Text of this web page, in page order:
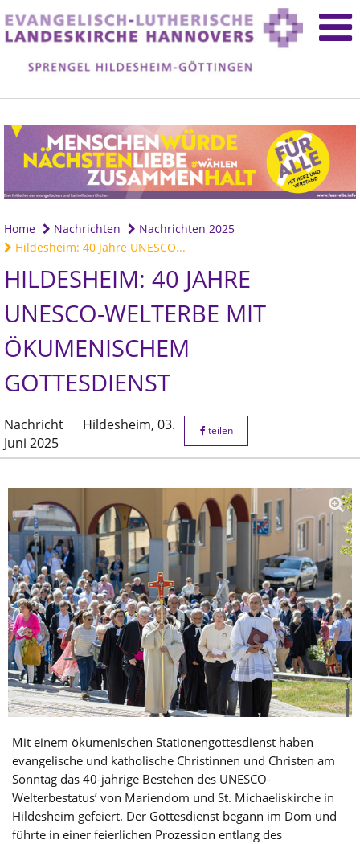
Home Nachrichten
Nachrichten 2025
Hildesheim: 40 Jahre UNESCO...
HILDESHEIM: 40 JAHRE
UNESCO-WELTERBE MIT
ÖKUMENISCHEM
GOTTESDIENST
Nachricht Hildesheim, 03.
Juni 2025
teilen
Mit einem ökumenischen Stationengottesdienst haben
evangelische und katholische Christinnen und Christen am
Sonntag das 40-jährige Bestehen des UNESCO-
Welterbestatus’ von Mariendom und St. Michaeliskirche in
Hildesheim gefeiert. Der Gottesdienst begann im Dom und
führte in einer feierlichen Prozession entlang des